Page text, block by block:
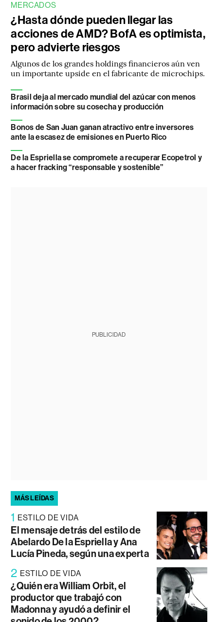
MERCADOS
¿Hasta dónde pueden llegar las
acciones de AMD? BofA es optimista,
pero advierte riesgos
Algunos de los grandes holdings financieros aún ven
un importante upside en el fabricante de microchips.
Brasil deja al mercado mundial del azúcar con menos
información sobre su cosecha y producción
Bonos de San Juan ganan atractivo entre inversores
ante la escasez de emisiones en Puerto Rico
De la Espriella se compromete a recuperar Ecopetrol y
a hacer fracking “responsable y sostenible”
PUBLICIDAD
MÁS LEÍDAS
1 ESTILO DE VIDA
El mensaje detrás del estilo de
Abelardo De la Espriella y Ana
Lucía Pineda, según una experta
2 ESTILO DE VIDA
¿Quién era William Orbit, el
productor que trabajó con
Madonna y ayudó a definir el